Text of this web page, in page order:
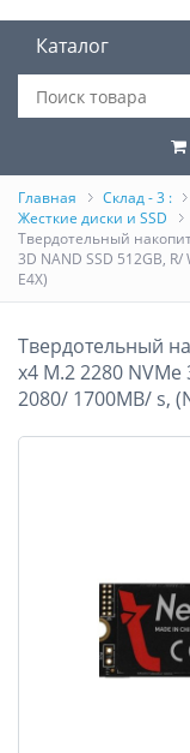
Каталог
Главная Склад - 3 :
Жесткие диски и SSD
Твердотельный
3D NAND SSD 512GB,
E4X)
Твердотельный
x4 M.2 2280 NVMe
2080/ 1700MB/ s,